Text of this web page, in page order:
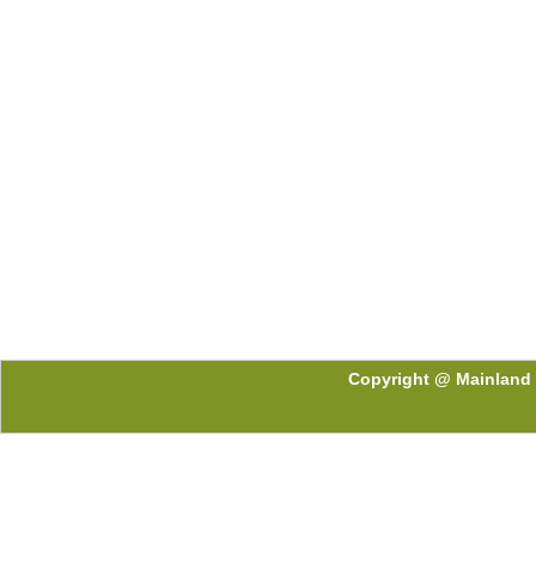
Copyright @